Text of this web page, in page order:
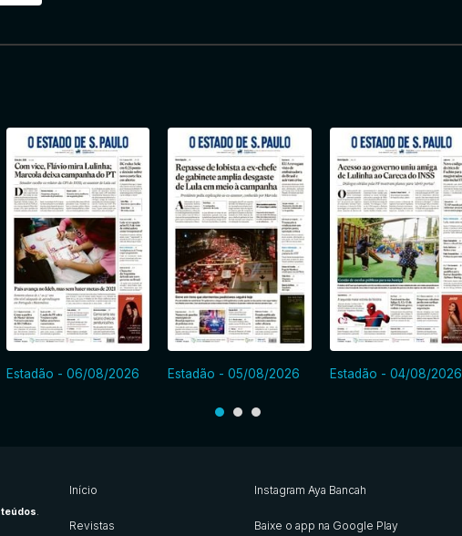
Estadão - 06/08/2026 Estadão - 05/08/2026 Estadão - 04/08/2026
Início
Revistas
Instagram Aya Bancah
Baixe o app na Google Play